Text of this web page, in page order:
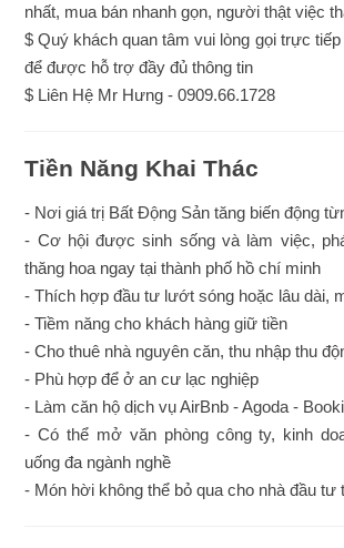
nhất, mua bán nhanh gọn, người thật việc
$ Quý khách quan tâm vui lòng gọi trực
để được hỗ trợ đầy đủ thông tin
$ Liên Hệ Mr Hưng - 0909.66.1728
Tiền Năng Khai Thác
- Nơi giá trị Bất Động Sản tăng biến động
- Cơ hội được sinh sống và làm việc,
thăng hoa ngay tại thành phố hồ chí minh
- Thích hợp đầu tư lướt sóng hoặc lâu dài,
- Tiềm năng cho khách hàng giữ tiền
- Cho thuê nhà nguyên căn, thu nhập thu
- Phù hợp để ở an cư lạc nghiệp
- Làm căn hộ dịch vụ AirBnb - Agoda -
- Có thể mở văn phòng công ty, kinh
uống đa ngành nghề
- Món hời không thể bỏ qua cho nhà đầu tư